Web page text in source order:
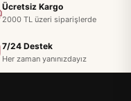
Ücretsiz Kargo
2000 TL üzeri siparişlerde
7/24 Destek
Her zaman yanınızdayız